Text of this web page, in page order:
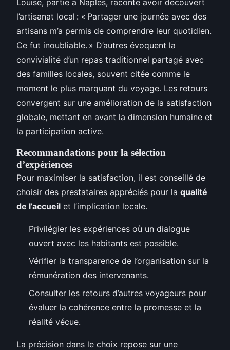
l’artisanat local : « Partager une journée avec des
artisans m’a permis de comprendre leur quotidien.
Ce fut inoubliable. » D’autres évoquent la
convivialité d’un repas traditionnel partagé avec
des familles locales, souvent citée comme le
moment le plus marquant du voyage. Les retours
convergent sur une amélioration de la satisfaction
globale, mettant en avant la dimension humaine et
la participation active.
Recommandations pour la sélection
d’expériences
Pour maximiser la satisfaction, il est conseillé de
choisir des prestataires appréciés pour la qualité
de l’accueil et l’implication locale.
Privilégier les expériences où un dialogue
ouvert avec les habitants est possible.
Vérifier la transparence de l’organisation sur la
rémunération des intervenants.
Consulter les retours d’autres voyageurs pour
évaluer la cohérence entre la promesse et la
réalité vécue.
La précision dans le choix repose sur une